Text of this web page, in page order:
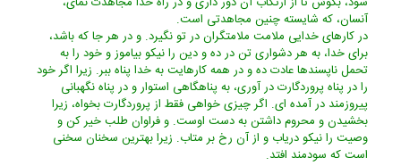
آنسان، که شایسته چنین مجاهدتى است.
در کارهاى خدایى ملامت ملامتگران در تو نگیرد. و در هر جا که باشد،
براى خدا، به هر دشوارى تن در ده و دین را نیکو بیاموز و خود را به
تحمل ناپسندها عادت ده و در همه کارهایت به خدا پناه ببر. زیرا اگر خود
را در پناه پروردگارت در آورى، به پناهگاهى استوار و در پناه نگهبانى
پیروزمند در آمده اى. اگر چیزى خواهى فقط از پروردگارت بخواه، زیرا
بخشیدن و محروم داشتن به دست اوست. و فراوان طلب خیر کن و
وصیت را نیکو دریاب و از آن رخ بر متاب. زیرا بهترین سخنان سخنى
است که سودمند افتد.